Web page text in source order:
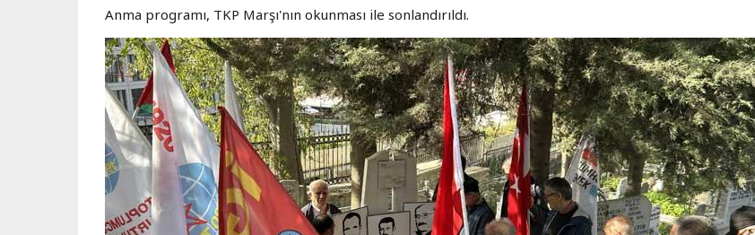
Anma programı, TKP Marşı'nın okunması ile sonlandırıldı.